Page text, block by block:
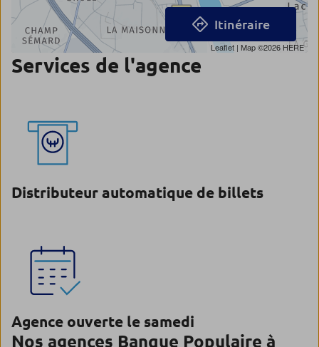
Leaflet | Map ©2026 HERE
Itinéraire
Services de l'agence
Distributeur automatique de billets
Agence ouverte le samedi
Nos agences Banque Populaire à